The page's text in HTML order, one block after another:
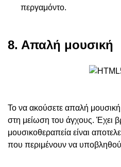
περγαμόντο.
8. Απαλή μουσική
Το να ακούσετε απαλή
στη μείωση του άγχους. Έχει
μουσικοθεραπεία είναι
που περιμένουν να